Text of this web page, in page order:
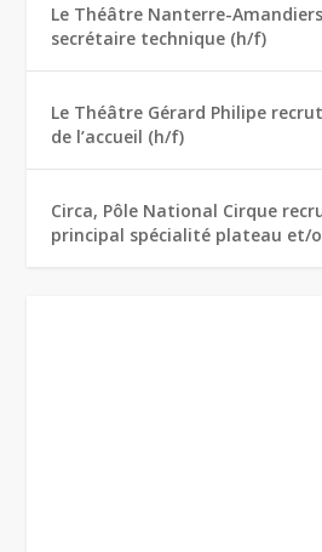
Le Théâtre Nanterre-
secrétaire technique (h/f)
Le Théâtre Gérard Philipe
de l’accueil (h/f)
Circa, Pôle National Cirque
principal spécialité plateau et/